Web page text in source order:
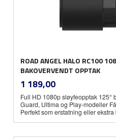
ROAD ANGEL HALO RC100
BAKOVERVENDT OPPTAK
Pris
1 189,00mva.
Full HD 1080p sløyfeopptak 125°
Guard, Ultima og Play-modeller
Perfekt som erstatning eller